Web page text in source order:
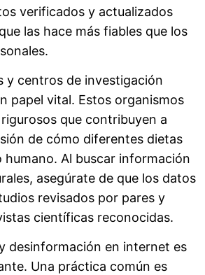
verificados y actualizados
las hace más fiables que los
y centros de investigación
papel vital. Estos organismos
que contribuyen a
de cómo diferentes dietas
humano. Al buscar información
asegúrate de que los datos
revisados por pares y
científicas reconocidas.
desinformación en internet es
Una práctica común es